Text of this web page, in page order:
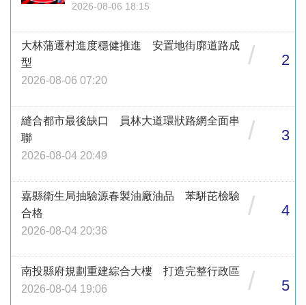
2026-08-06 18:15
大林蒲遷村進度穩健推進 安置地街廓道路成
型
2026-08-06 07:20
/ 2
縫合都市最後缺口 員林大道環狀路網全面串
聯
2026-08-04 20:49
/ 3
嘉縣衛生局抽驗源春製油廠油品 苯駢芘檢驗
合格
2026-08-04 20:36
/ 4
南投縣府規劃重建綜合大樓 打造完整行政區
2026-08-04 19:06
/ 5